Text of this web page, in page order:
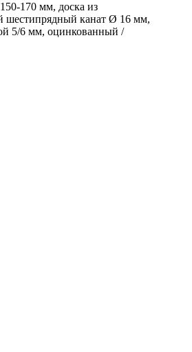
170 мм, доска из
шестипрядный канат Ø 16 мм,
5/6 мм, оцинкованный /